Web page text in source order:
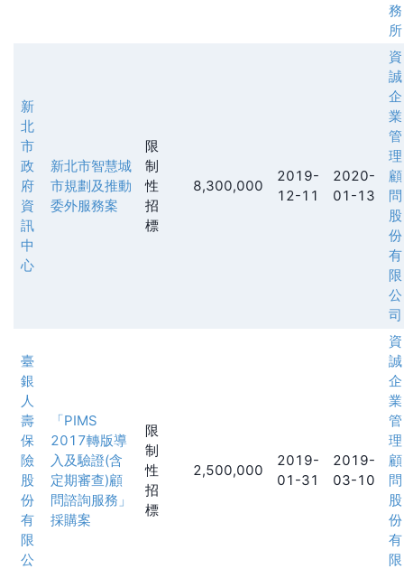
務
所
新
北
市
政
府
資
訊
中
心
新北市智慧城
市規劃及推動
委外服務案
限
制
性
招
標
8,300,000
2019-
12-11
2020-
01-13
資
誠
企
業
管
理
顧
問
股
份
有
限
公
司
臺
銀
人
壽
保
險
股
份
有
限
公
「PIMS
2017轉版導
入及驗證(含
定期審查)顧
問諮詢服務」
採購案
限
制
性
招
標
2,500,000
2019-
01-31
2019-
03-10
資
誠
企
業
管
理
顧
問
股
份
有
限